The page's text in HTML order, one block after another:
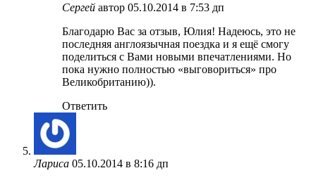
Сергей автор 05.10.2014 в 7:53 дп
Благодарю Вас за отзыв, Юлия! Надеюсь, это не
последняя англоязычная поездка и я ещё смогу
поделиться с Вами новыми впечатлениями. Но
пока нужно полностью «выговориться» про
Великобританию)).
Ответить
Лариса 05.10.2014 в 8:16 дп